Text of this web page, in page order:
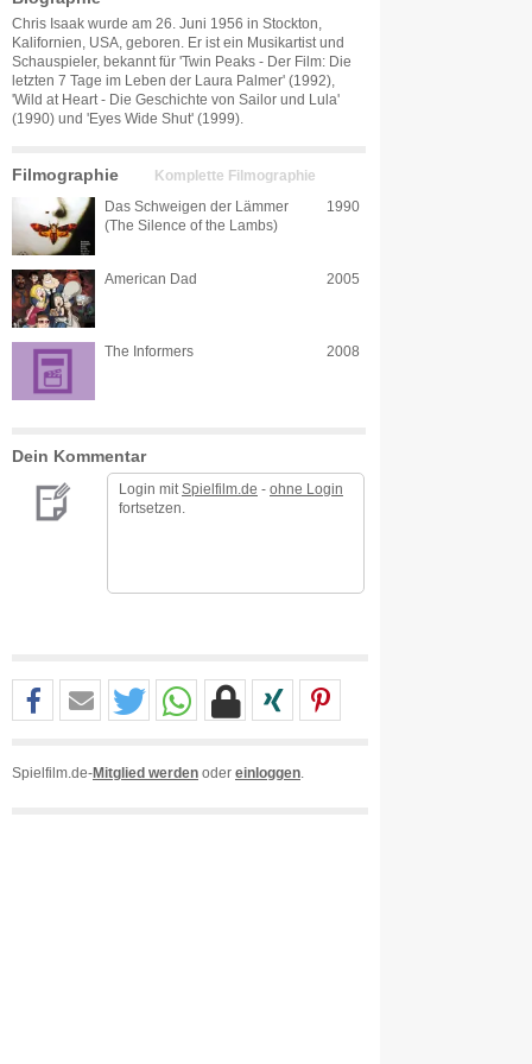
Chris Isaak wurde am 26. Juni 1956 in Stockton,
Kalifornien, USA, geboren. Er ist ein Musikartist und
Schauspieler, bekannt für 'Twin Peaks - Der Film: Die
letzten 7 Tage im Leben der Laura Palmer' (1992),
'Wild at Heart - Die Geschichte von Sailor und Lula'
(1990) und 'Eyes Wide Shut' (1999).
Filmographie Komplette Filmographie
Das Schweigen der Lämmer
(The Silence of the Lambs)
1990
American Dad 2005
The Informers 2008
Dein Kommentar
Login mit Spielfilm.de - ohne Login
fortsetzen.
Spielfilm.de-Mitglied werden oder einloggen